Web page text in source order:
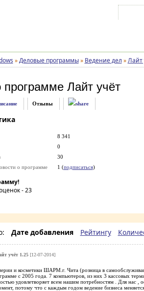
» Деловые программы » Ведение дел » Лайт
Лайт учёт
Отзывы
8 341
0
30
о программе
1 (подписаться)
-23
Дате добавления Рейтингу
учёт 1.25[12-07-2014]
и косметики ШАРМ.г. Чита (розница в
с 2005 года. 7 компьютеров, из них 3 кассовых
удовлетворяет всем нашим потребностям . Для нас ,
потому что с каждым годом ведение бизнеса